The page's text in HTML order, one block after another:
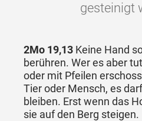
gesteinigt
2Mo 19,13 Keine Hand
berühren. Wer es aber
oder mit Pfeilen
Tier oder Mensch, es
bleiben. Erst wenn das
sie auf den Berg steigen.